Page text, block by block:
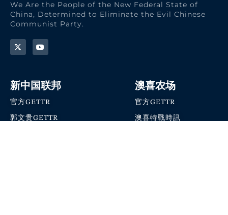
We Are the People of the New Federal State of
China, Determined to Eliminate the Evil Chinese
Communist Party.
新中国联邦
官方GETTR
郭文贵GETTR
澳喜农场
官方GETTR
澳喜特戰時訊